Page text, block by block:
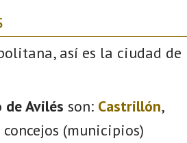
así es la ciudad de
de Avilés son: Castrillón,
concejos (municipios)